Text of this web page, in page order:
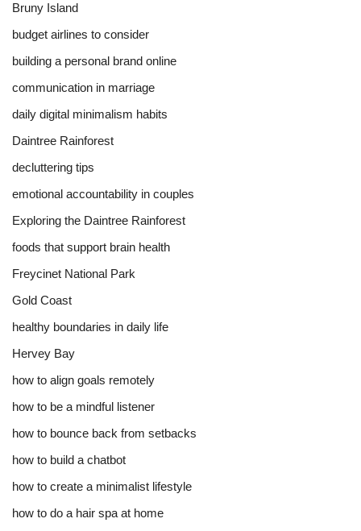
Bruny Island
budget airlines to consider
building a personal brand online
communication in marriage
daily digital minimalism habits
Daintree Rainforest
decluttering tips
emotional accountability in couples
Exploring the Daintree Rainforest
foods that support brain health
Freycinet National Park
Gold Coast
healthy boundaries in daily life
Hervey Bay
how to align goals remotely
how to be a mindful listener
how to bounce back from setbacks
how to build a chatbot
how to create a minimalist lifestyle
how to do a hair spa at home